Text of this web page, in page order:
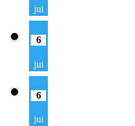
jui
6
jui
6
jui